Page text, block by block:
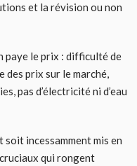
et la révision ou non
paye le prix : difficulté de
prix sur le marché,
pas d’électricité ni d’eau
soit incessamment mis en
qui rongent